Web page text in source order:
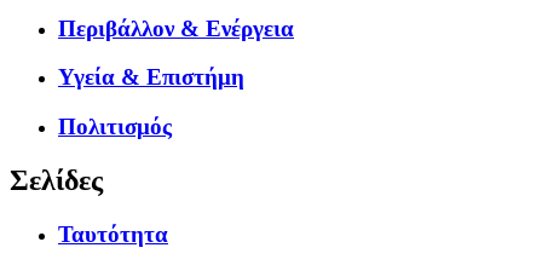
Περιβάλλον & Ενέργεια
Υγεία & Επιστήμη
Πολιτισμός
Σελίδες
Ταυτότητα